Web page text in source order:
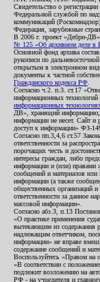
Свидетельство о
Федеральной службой по
коммуникаций
Федерация, зарубежные
В 2006 г. проект «Дебри-ДВ»
№ 125 «Об архивном деле в
Основной фонд архива
рукописи по
открытым в электронном
документы к частной
Гражданского кодекса РФ
Согласно ч.2. п.3. ст.17
информационных
информационных
ДВ», хранящий информацию,
информации не несет. Сайт и
доступ к информации» ФЗ-
Согласно пп.3,4,6 ст.57
ответственности за
порочащих честь и
интересы граждан, либо
информации и (или) правами
сообщений и материалов или
информации (а также
общественных организаций
ответственности за данное
массовой информации».
Согласно абз.3, п.13
«О практике применения
вытекающим из содержания
надлежащим ответчиком,
информации» не вправе
содержание сообщений и
Воспользуйтесь «Правом
«В соответствии с
подлежит возложению на
РФ - на учредителя и